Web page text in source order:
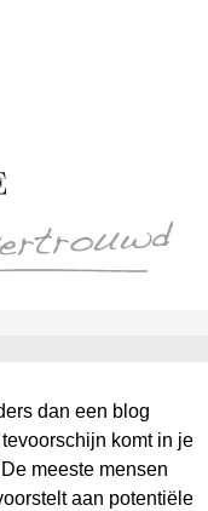
dan een blog
komt in je
meeste mensen
aan potentiële